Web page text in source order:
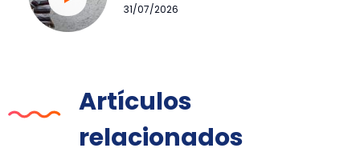
31/07/2026
Artículos
relacionados